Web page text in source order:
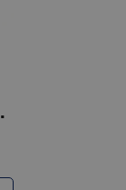
piezīmes